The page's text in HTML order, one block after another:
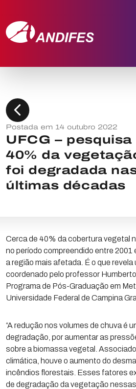
chevron_left
Postada em 14 outubro 2022
UFCG –
40% da
foi degradada
últimas décadas
Cerca de 40% da cobertura vegetal
no período compreendido entre 2001
a região mais afetada. É o que revela
coordenado pelo professor
Programa de Pós-Graduação em
Universidade Federal de Campina
“A redução nos volumes de chuva é
degradação, por aumentar as
sobre a biomassa vegetal.
climática, houve o aumento do
incêndios florestais. Esses fatores
de degradação da vegetação nessas